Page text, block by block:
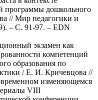
программы дошкольного
// Мир педагогики и
– С. 91-97. – EDN
экзамен как
компетенций
образования по
/ Е. И. Кричевцова //
изменяющемся
VIII